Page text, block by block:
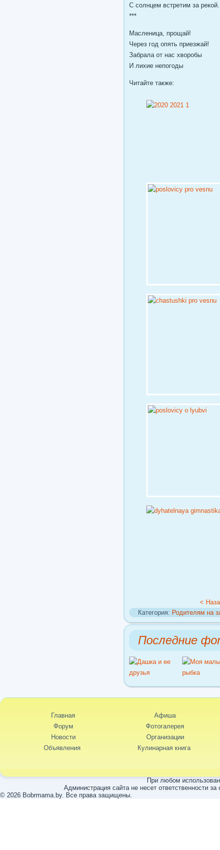
С солнцем встретим за рекой.
***
Масленица, прощай!
Через год опять приезжай!
Забрала от нас хворобы
И лихие непогоды
Читайте также:
<
Категория: Родителям на
Последние
Главная
Форум
Новости
Объявления
Афиша
Фотогалерея
Организации
Кулинарная книга
При любом
Администрация сайта не несет ответственности
© 2026 Bobrmama.by. Все права защищены.